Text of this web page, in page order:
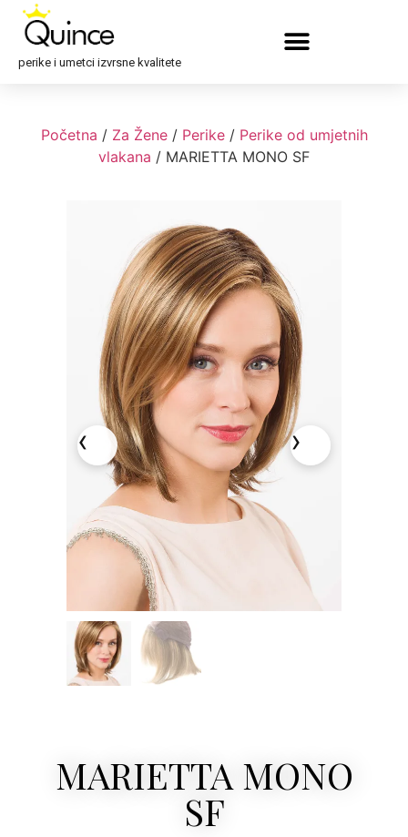
perike i umetci izvrsne kvalitete
Početna / Za Žene/ Perike/ Perike od umjetnih
vlakana / MARIETTA MONO SF
MARIETTA MONO
SF